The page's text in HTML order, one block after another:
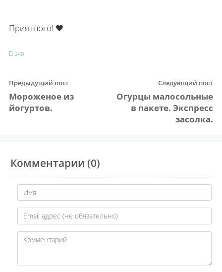
Приятного! 🖤
240
Предыдущий пост
Мороженое из
йогуртов.
Следующий пост
Огурцы малосольные
в пакете. Экспресс
засолка.
Комментарии (0)
Email адрес (не обязательно)